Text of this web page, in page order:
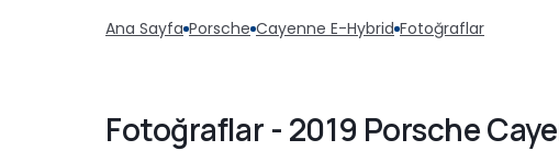
Ana Sayfa Porsche Cayenne E-Hybrid Fotoğraflar
Fotoğraflar - 2019 Porsche